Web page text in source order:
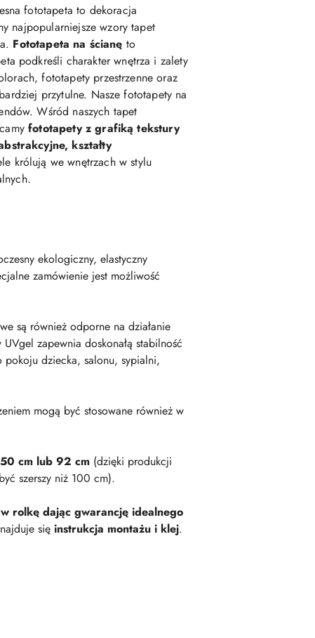
fototapeta to dekoracja
najpopularniejsze wzory tapet
Fototapeta na ścianę to
podkreśli charakter wnętrza i zalety
fototapety przestrzenne oraz
przytulne. Nasze fototapety na
Wśród naszych tapet
fototapety z grafiką tekstury
kształty
królują we wnętrzach w stylu
ekologiczny, elastyczny
zamówienie jest możliwość
są również odporne na działanie
UVgel zapewnia doskonałą stabilność
dziecka, salonu, sypialni,
mogą być stosowane również w
cm lub 92 cm (dzięki produkcji
szerszy niż 100 cm).
rolkę dając gwarancję idealnego
się instrukcja montażu i klej.